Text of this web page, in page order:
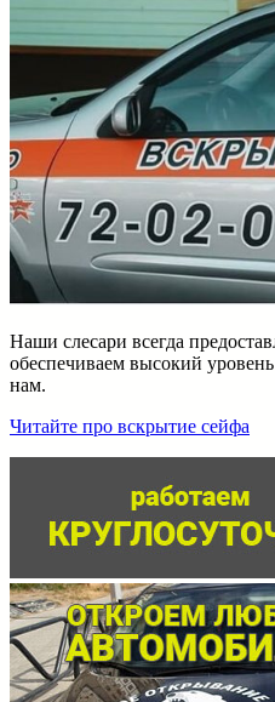
Наши слесари всегда
обеспечиваем высокий
нам.
Читайте про вскрытие сейфа